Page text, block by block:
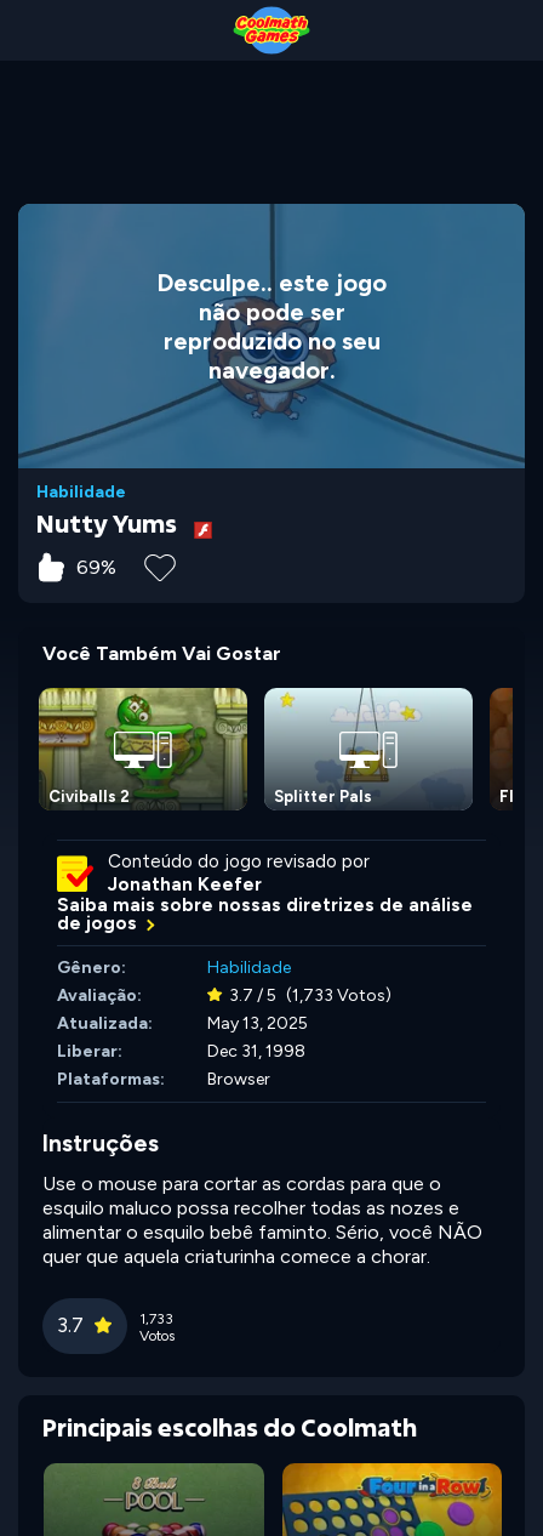
Desculpe.. este jogo
não pode ser
reproduzido no seu
navegador.
Habilidade
Nutty Yums
69%
Você Também Vai Gostar
Civiballs 2 Splitter Pals
Conteúdo do jogo revisado por
Jonathan Keefer
Saiba mais sobre nossas diretrizes de análise
de jogos
Gênero:
Habilidade
Avaliação:
3.7 / 5 (1,733 Votos)
Atualizada:
May 13, 2025
Liberar:
Dec 31, 1998
Plataformas:
Browser
Instruções
Use o mouse para cortar as cordas para que o
esquilo maluco possa recolher todas as nozes e
alimentar o esquilo bebê faminto. Sério, você NÃO
quer que aquela criaturinha comece a chorar.
3.7
1,733
Votos
Principais escolhas do Coolmath